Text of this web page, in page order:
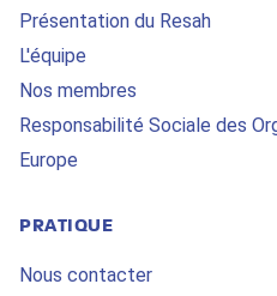
Présentation du Resah
L'équipe
Nos membres
Responsabilité Sociale des
Europe
PRATIQUE
Nous contacter